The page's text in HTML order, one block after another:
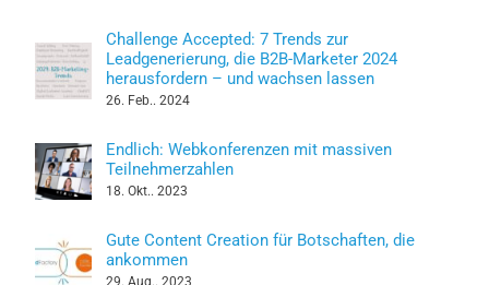
Challenge Accepted: 7 Trends zur
Leadgenerierung, die B2B-Marketer 2024
herausfordern – und wachsen lassen
26. Feb.. 2024
Endlich: Webkonferenzen mit massiven
Teilnehmerzahlen
18. Okt.. 2023
Gute Content Creation für Botschaften, die
ankommen